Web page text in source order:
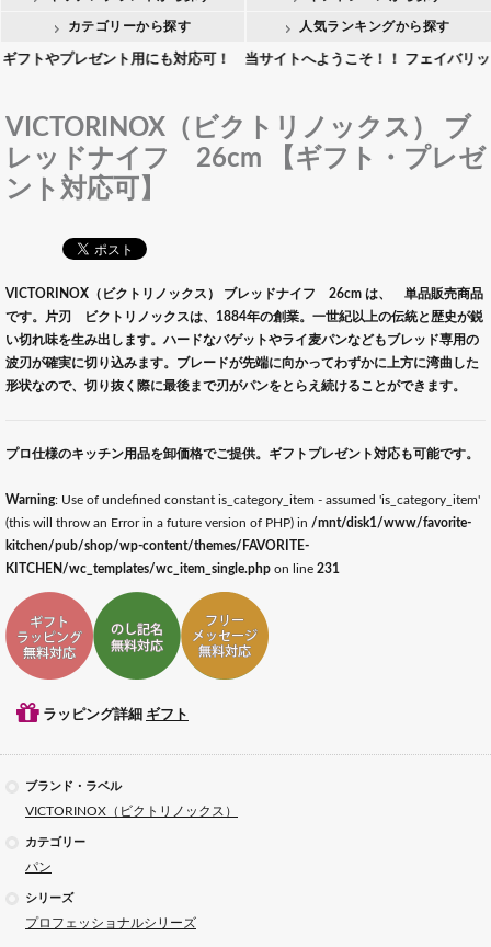
カテゴリーから探す 人気ランキングから探す
やプレゼント用にも対応可！ 当サイトへようこそ！！ フェイバリッ
VICTORINOX（ビクトリノックス） ブ
レッドナイフ 26cm 【ギフト・プレゼ
ント対応可】
VICTORINOX（ビクトリノックス） ブレッドナイフ 26cm は、 単品販売商品
です。片刃 ビクトリノックスは、1884年の創業。一世紀以上の伝統と歴史が鋭
い切れ味を生み出します。ハードなバゲットやライ麦パンなどもブレッド専用の
波刃が確実に切り込みます。ブレードが先端に向かってわずかに上方に湾曲した
形状なので、切り抜く際に最後まで刃がパンをとらえ続けることができます。
プロ仕様のキッチン用品を卸価格でご提供。ギフトプレゼント対応も可能です。
Warning: Use of undefined constant is_category_item - assumed 'is_category_item'
(this will throw an Error in a future version of PHP) in /mnt/disk1/www/favorite-
kitchen/pub/shop/wp-content/themes/FAVORITE-
KITCHEN/wc_templates/wc_item_single.php on line 231
ギフトラッピング対応ギフトのし記名対応
ラッピング詳細 ギフト
ブランド・ラベル
VICTORINOX（ビクトリノックス）
カテゴリー
パン
シリーズ
プロフェッショナルシリーズ